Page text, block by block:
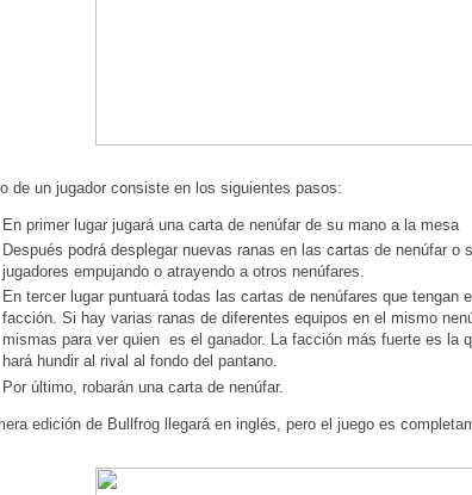
de un jugador consiste en los siguientes pasos:
En primer lugar jugará una carta de nenúfar de su mano a la mesa
Después podrá desplegar nuevas ranas en las cartas de nenúfar o
jugadores empujando o atrayendo a otros nenúfares.
En tercer lugar puntuará todas las cartas de nenúfares que tengan
facción. Si hay varias ranas de diferentes equipos en el mismo
mismas para ver quien es el ganador. La facción más fuerte es la
hará hundir al rival al fondo del pantano.
Por último, robarán una carta de nenúfar.
edición de Bullfrog llegará en inglés, pero el juego es